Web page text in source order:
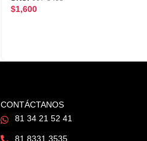
$1,600
CONTÁCTANOS
81 34 21 52 41
81 8331 3535